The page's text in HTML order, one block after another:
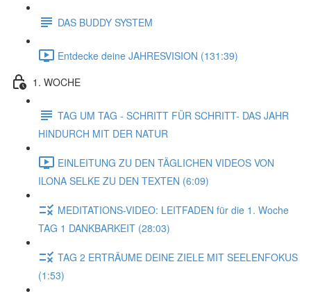
DAS BUDDY SYSTEM
Entdecke deine JAHRESVISION (131:39)
1. WOCHE
TAG UM TAG - SCHRITT FÜR SCHRITT- DAS JAHR
HINDURCH MIT DER NATUR
EINLEITUNG ZU DEN TÄGLICHEN VIDEOS VON
ILONA SELKE ZU DEN TEXTEN (6:09)
MEDITATIONS-VIDEO: LEITFADEN für die 1. Woche
TAG 1 DANKBARKEIT (28:03)
TAG 2 ERTRÄUME DEINE ZIELE MIT SEELENFOKUS
(1:53)